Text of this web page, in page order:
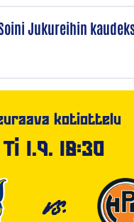
Jukureihin
kotiottelu
Ti 1.9. 18:30
VS.